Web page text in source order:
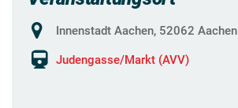
Innenstadt Aachen, 52062 Aachen
Judengasse/Markt (AVV)